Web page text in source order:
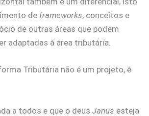
de frameworks, conceitos e
de outras áreas que podem
adaptadas à área tributária.
Tributária não é um projeto, é
a todos e que o deus Janus esteja